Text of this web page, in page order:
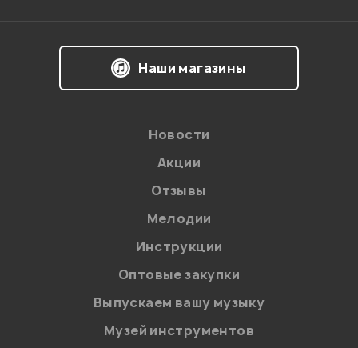
Наши магазины
Новости
Акции
Отзывы
Мелодии
Инструкции
Оптовые закупки
Выпускаем вашу музыку
Музей инструментов